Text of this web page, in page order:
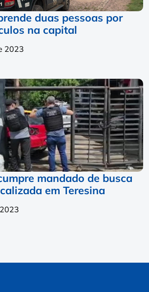
duas pessoas por
na capital
2023
mandado de busca
em Teresina